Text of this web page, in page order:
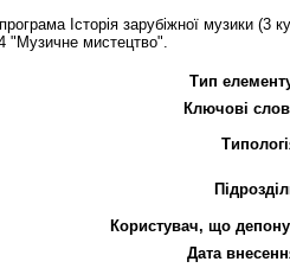
Історія зарубіжної музики
"Музичне мистецтво".
Тип
Ключові
Користувач, що
Дата